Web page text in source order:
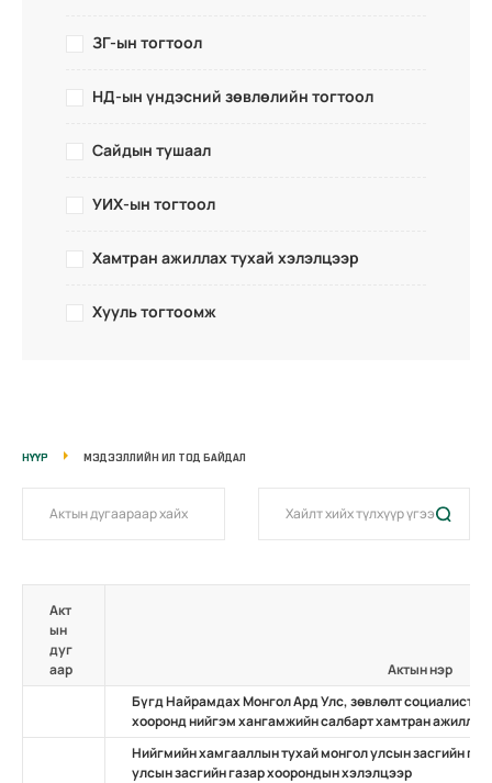
ЗГ-ын тогтоол
НД-ын үндэсний зөвлөлийн тогтоол
Сайдын тушаал
УИХ-ын тогтоол
Хамтран ажиллах тухай хэлэлцээр
Хууль тогтоомж
НҮҮР МЭДЭЭЛЛИЙН ИЛ ТОД БАЙДАЛ
Акт
ын
дуг
аар
Актын нэр
Бүгд Найрамдах Монгол Ард Улс, зөвлөлт социалист
хооронд нийгэм хангамжийн салбарт хамтран ажиллах
Нийгмийн хамгааллын тухай монгол улсын засгийн
улсын засгийн газар хоорондын хэлэлцээр